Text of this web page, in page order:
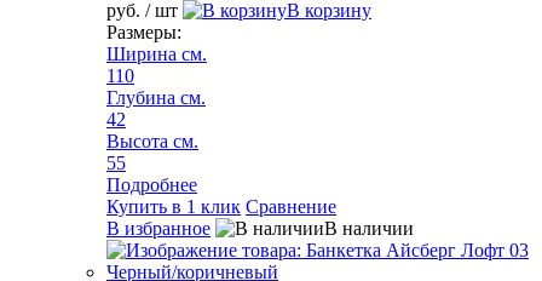
руб. / шт
В корзину
Размеры:
Ширина см.
110
Глубина см.
42
Высота см.
55
Подробнее
Купить в 1 клик Сравнение
В избранное
В наличии